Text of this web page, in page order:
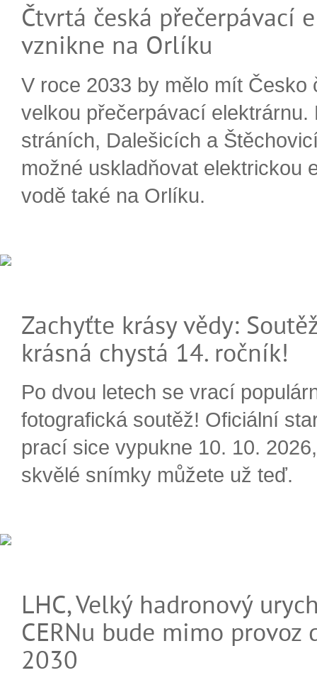
Čtvrtá česká přečerpávací
vznikne na Orlíku
V roce 2033 by mělo mít Česko
velkou přečerpávací elektrárnu.
stráních, Dalešicích a
možné uskladňovat elektrickou
vodě také na Orlíku.
Zachyťte krásy vědy:
krásná chystá 14. ročník!
Po dvou letech se vrací
fotografická soutěž! Oficiální
prací sice vypukne 10. 10.
skvělé snímky můžete už teď.
LHC, Velký hadronový
CERNu bude mimo provoz
2030